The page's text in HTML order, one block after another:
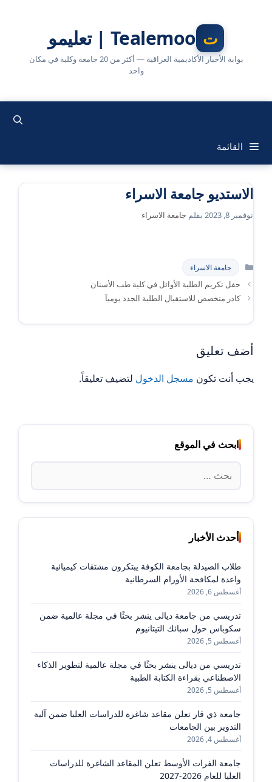
Tealemoo | تعليمو
بوابة الأخبار الأكاديمية العراقية — أكثر من 20 جامعة وكلية في مكان
واحد
القائمة
الاستديو جامعة الاسراء
نوفمبر 8, 2023 بقلم جامعة الاسراء
التصنيفات
جامعة الاسراء
حفل تكريم الطلبة الأوائل في كلية طب الأسنان
كادر متخصص للاستقبال الطلبة الجدد يوميآ
أضف تعليق
يجب أنت تكون مسجل الدخول لتضيف تعليقاً.
ابحث في الموقع
البحث
عن:
أحدث الأخبار
طلاب الصيدلة بجامعة الكوفة يبتكرون مشتقات كيميائية
واعدة لمكافحة الأورام السرطانية
أغسطس 6, 2026
تدريسي من جامعة ديالى ينشر بحثًا في مجلة عالمية ضمن
سكوباس حول سبائك التيتانيوم
أغسطس 5, 2026
تدريسي من ديالى ينشر بحثًا في مجلة عالمية لتطوير الذكاء
الاصطناعي بقراءة الكتابة الطبية
أغسطس 5, 2026
جامعة ذي قار تعلن مقاعد شاغرة للدراسات العليا ضمن آلية
التدوير بين الجامعات
أغسطس 4, 2026
جامعة الفرات الأوسط تعلن المقاعد الشاغرة للدراسات
العليا للعام 2026-2027